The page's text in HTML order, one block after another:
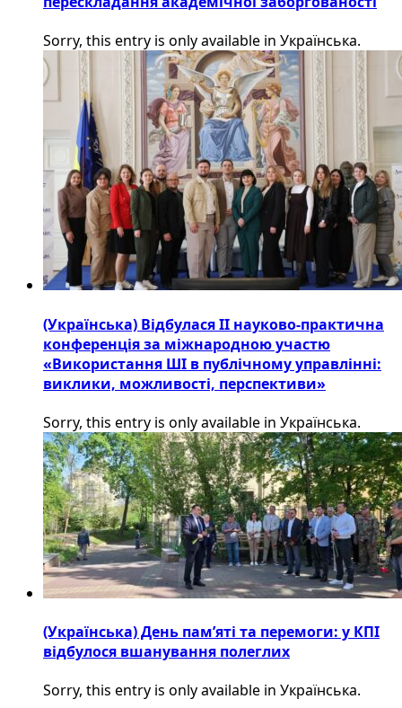
Sorry, this entry is only available in Українська.
(Українська) Відбулася ІІ науково-практична
конференція за міжнародною участю
«Використання ШІ в публічному управлінні:
виклики, можливості, перспективи»
Sorry, this entry is only available in Українська.
(Українська) День пам’яті та перемоги: у КПІ
відбулося вшанування полеглих
Sorry, this entry is only available in Українська.